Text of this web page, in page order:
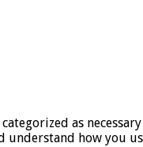
as
how you